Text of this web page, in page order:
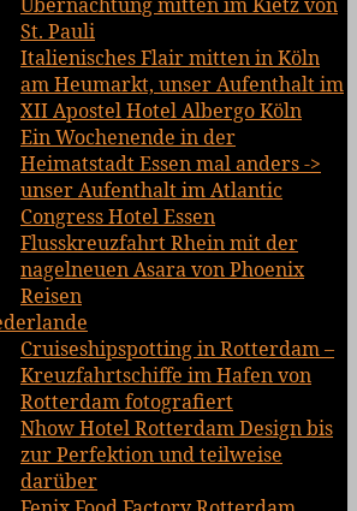
St. Pauli
Italienisches Flair mitten in Köln
am Heumarkt, unser Aufenthalt im
XII Apostel Hotel Albergo Köln
Ein Wochenende in der
Heimatstadt Essen mal anders ->
unser Aufenthalt im Atlantic
Congress Hotel Essen
Flusskreuzfahrt Rhein mit der
nagelneuen Asara von Phoenix
Reisen
Cruiseshipspotting in Rotterdam –
Kreuzfahrtschiffe im Hafen von
Rotterdam fotografiert
Nhow Hotel Rotterdam Design bis
zur Perfektion und teilweise
darüber